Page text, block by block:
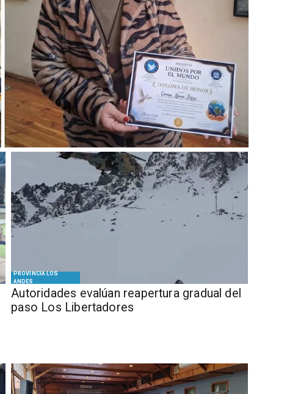
PROVINCIA LOS
ANDES
​​Autoridades evalúan reapertura gradual del
paso Los Libertadores